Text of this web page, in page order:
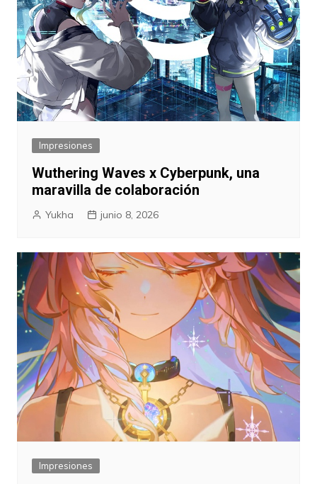
Impresiones
Wuthering Waves x Cyberpunk, una
maravilla de colaboración
Yukha junio 8, 2026
Impresiones